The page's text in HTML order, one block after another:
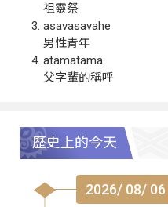
祖靈祭
asavasavahe
男性青年
atamatama
父字輩的稱呼
歷史上的今天
2026/ 08/ 06